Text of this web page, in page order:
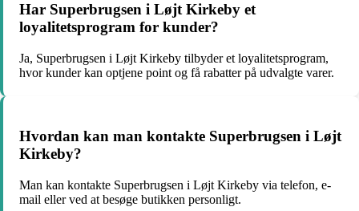
Har Superbrugsen i Løjt Kirkeby et
loyalitetsprogram for kunder?
Ja, Superbrugsen i Løjt Kirkeby tilbyder et loyalitetsprogram,
hvor kunder kan optjene point og få rabatter på udvalgte varer.
Hvordan kan man kontakte Superbrugsen i Løjt
Kirkeby?
Man kan kontakte Superbrugsen i Løjt Kirkeby via telefon, e-
mail eller ved at besøge butikken personligt.